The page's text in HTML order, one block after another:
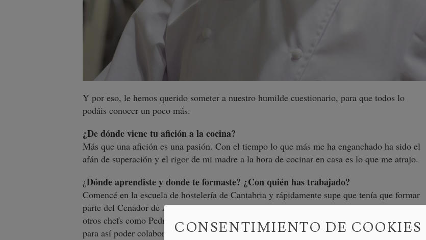
Y por eso, le hemos querido someter a nuestro humilde cuestionario, para que todos lo
podáis conocer un poco más.
¿De dónde viene tu afición a la cocina?
Más que una afición es una pasión. Con el tiempo lo que más me ha enganchado ha sido el
afán de superación y el rigor de mi madre a la hora de cocinar en casa es lo que me atrajo.
¿Dónde aprendiste y donde te formaste? ¿Con quién has trabajado?
Comencé en la escuela de hostelería de Cantabria y rápidamente supe que tenía que formar
parte del Cenador de Amos (Jesús Sánchez). Después de unos cuantos años y formación con
otros chefs como Pedro Subijana, Joan Roca,…, tomo la decisión de formarme en Francia
para así poder colaborar con Michel Bras.CONSENTIMIENTO DE COOKIES